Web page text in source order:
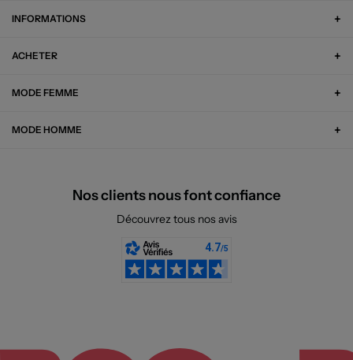
INFORMATIONS
ACHETER
MODE FEMME
MODE HOMME
Nos clients nous font confiance
Découvrez tous nos avis